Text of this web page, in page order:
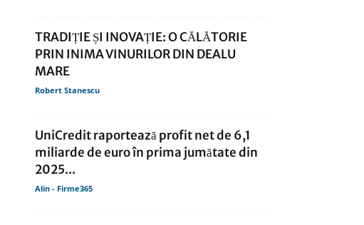
TRADIȚIE ȘI INOVAȚIE: O CĂLĂTORIE
PRIN INIMA VINURILOR DIN DEALU
MARE
Robert Stanescu
UniCredit raportează profit net de 6,1
miliarde de euro în prima jumătate din
2025...
Alin - Firme365